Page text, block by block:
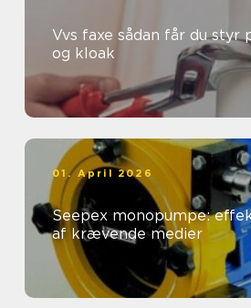
Vvs faxe sådan får du styr på vand, varme
og kloak
01. April 2026
Seepex monopumpe:
af krævende medier